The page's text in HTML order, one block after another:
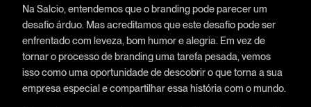
Na Salcio, entendemos que o branding pode parecer um
desafio árduo. Mas acreditamos que este desafio pode ser
enfrentado com leveza, bom humor e alegria. Em vez de
tornar o processo de branding uma tarefa pesada, vemos
isso como uma oportunidade de descobrir o que torna a sua
empresa especial e compartilhar essa história com o mundo.